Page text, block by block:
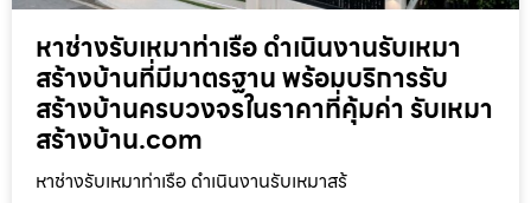
หาช่างรับเหมาท่าเรือ ดำเนินงานรับเหมา
สร้างบ้านที่มีมาตรฐาน พร้อมบริการรับ
สร้างบ้านครบวงจรในราคาที่คุ้มค่า รับเหมา
สร้างบ้าน.com
หาช่างรับเหมาท่าเรือ ดำเนินงานรับเหมาสร้